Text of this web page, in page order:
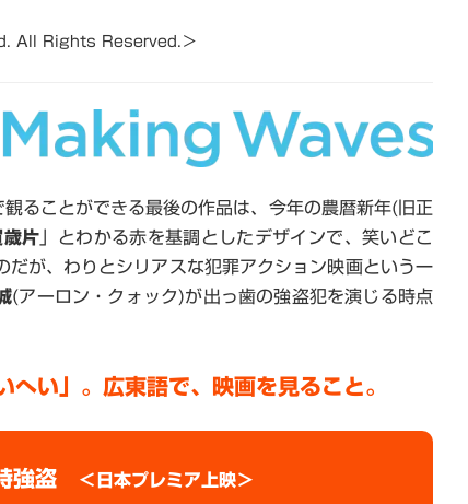
All Rights Reserved.＞
ることができる最後の作品は、今年の農暦新年(旧正
歲片 」とわかる赤を基調としたデザインで、笑いどこ
だが、わりとシリアスな犯罪アクション映画という一
(アーロン・クォック)が出っ歯の強盗犯を演じる時点
へい」。広東語で、映画を見ること。
強盗 ＜日本プレミア上映＞